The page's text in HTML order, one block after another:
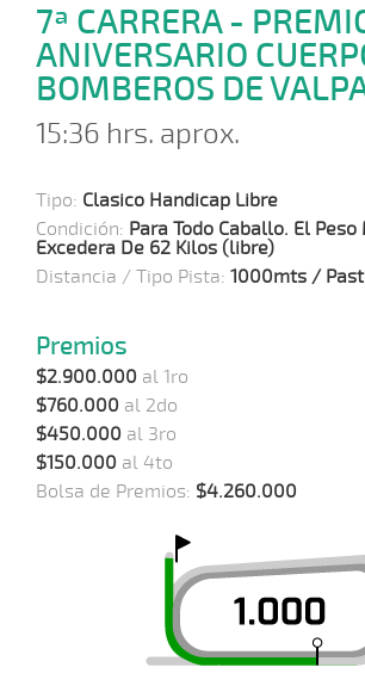
7ª CARRERA -
ANIVERSARIO
BOMBEROS DE
15:36 hrs. aprox.
Tipo: Clasico Handicap Libre
Condición: Para Todo Caballo. El
Excedera De 62 Kilos (libre)
Distancia / Tipo Pista: 1000mts /
Premios
$2.900.000 al 1ro
$760.000 al 2do
$450.000 al 3ro
$150.000 al 4to
Bolsa de Premios: $4.260.000